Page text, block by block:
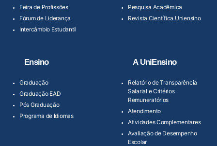
Feira de Profissões
Fórum de Liderança
Intercâmbio Estudantil
Pesquisa Acadêmica
Revista Científica Uniensino
Ensino
Graduação
Graduação EAD
Pós Graduação
Programa de Idiomas
A UniEnsino
Relatório de Transparência
Salarial e Critérios
Remuneratórios
Atendimento
Atividades Complementares
Avaliação de Desempenho
Escolar